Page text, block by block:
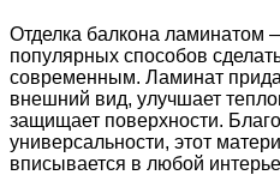
Отделка балкона ламинатом
популярных способов
современным. Ламинат
внешний вид, улучшает
защищает поверхности.
универсальности, этот
вписывается в любой